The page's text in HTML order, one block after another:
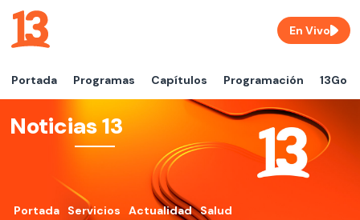
Portada Programas Capítulos Programación 13Go
En Vivo
Noticias 13
Portada Servicios Actualidad Salud